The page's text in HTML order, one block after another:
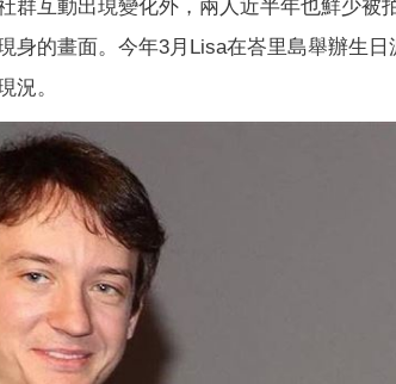
群互動出現變化外，兩人近半年也鮮少被
身的畫面。今年3月Lisa在峇里島舉辦生
況。